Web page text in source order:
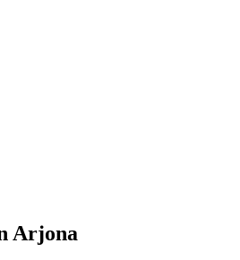
Arjona